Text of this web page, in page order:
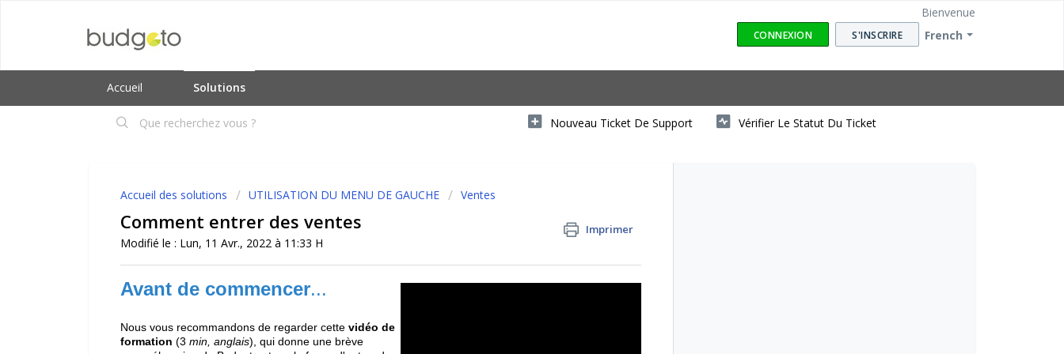
French
Bienvenue
CONNEXION S'INSCRIRE
Accueil Solutions
Nouveau Ticket De Support Vérifier Le Statut Du Ticket
Accueil des solutions UTILISATION DU MENU DE GAUCHE Ventes
Comment entrer des ventes Imprimer
Modifié le : Lun, 11 Avr., 2022 à 11:33 H
Avant de commencer...
Nous vous recommandons de regarder cette vidéo de
formation (3 min, anglais), qui donne une brève